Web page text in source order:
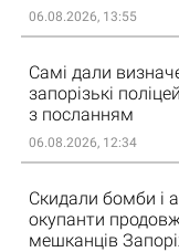
06.08.2026, 13:55
Самі дали
запорізькі
з посланням
06.08.2026, 12:34
Скидали бомби і
окупанти
мешканців